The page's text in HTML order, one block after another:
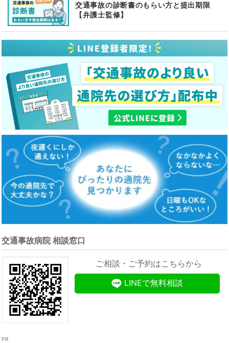
交通事故の診断書のもらい方と提出期限
【弁護士監修】
交通事故病院 相談窓口
ご相談・ご予約はこちらから
LINEで無料相談